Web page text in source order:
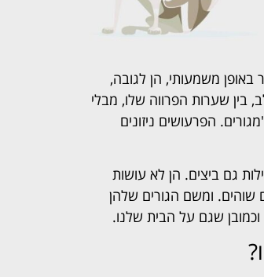
באופן משמעותי, הן לגובה,
בין שערות הפרווה שלו, מבלי
הפרעושים ניזונים
גם ביצים. הן לא עושות
ומשם הגורים שלהן
שגם על הבית שלנו.